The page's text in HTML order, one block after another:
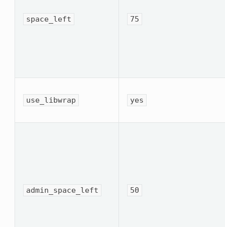
space_left 75
use_libwrap yes
admin_space_left 50